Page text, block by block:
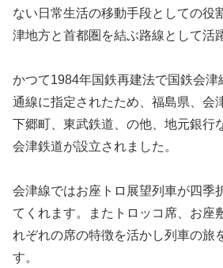
ない日常生活の移動手段としての役
津地方と首都圏を結ぶ路線として活
かつて1984年国鉄再建法で国鉄会津
通線に指定されたため、福島県、会
下郷町、東武鉄道、の他、地元銀行
会津鉄道が設立されました。
会津線ではお座トロ展望列車が四季
てくれます。またトロッコ席、お座
れぞれの席の特徴を活かし列車の旅
す。